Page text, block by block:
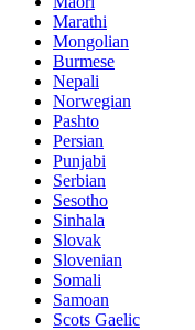
Marathi
Mongolian
Burmese
Nepali
Norwegian
Pashto
Persian
Punjabi
Serbian
Sesotho
Sinhala
Slovak
Slovenian
Somali
Samoan
Scots Gaelic